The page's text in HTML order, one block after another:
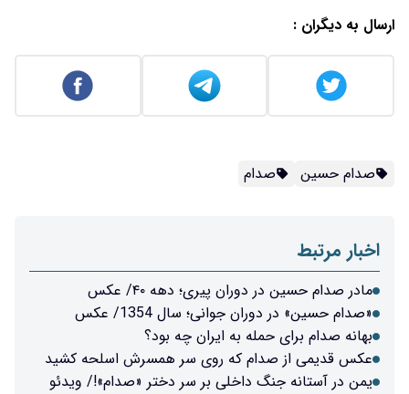
ارسال به دیگران :
صدام حسین صدام
اخبار مرتبط
مادر صدام حسین در دوران پیری؛ دهه ۴۰/ عکس
«صدام حسین» در دوران جوانی؛ سال 1354/ عکس
بهانه صدام برای حمله به ایران چه بود؟
عکس قدیمی از صدام که روی سر همسرش اسلحه کشید
یمن در آستانه جنگ داخلی بر سر دختر «صدام»!/ ویدئو